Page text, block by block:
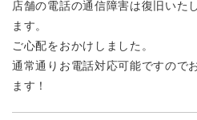
店舗の電話の通信障害は復旧いた
ます。
ご心配をおかけしました。
通常通りお電話対応可能ですので
ます！